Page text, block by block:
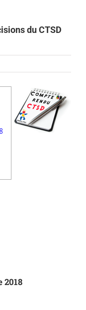
du CTSD
2018